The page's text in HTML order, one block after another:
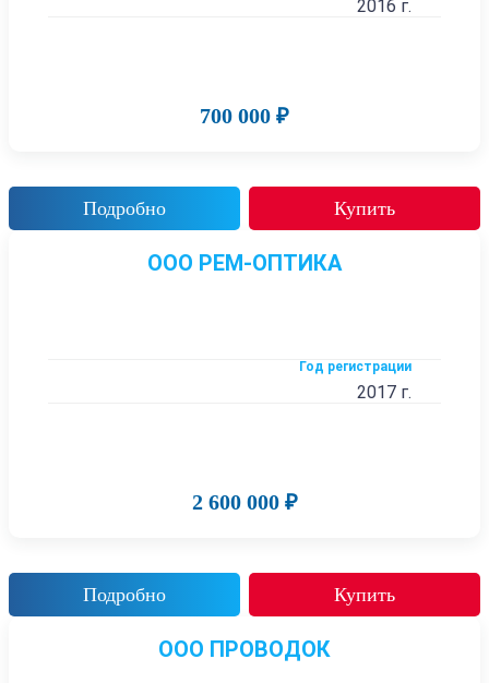
2016 г.
700 000 ₽
Подробно Купить
ООО РЕМ-ОПТИКА
Год регистрации
2017 г.
2 600 000 ₽
Подробно Купить
ООО ПРОВОДОК